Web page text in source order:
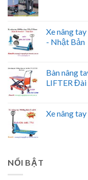
Xe nâng
- Nhật Bản
Bàn nâng
LIFTER Đài
Xe nâng
NỔI BẬT